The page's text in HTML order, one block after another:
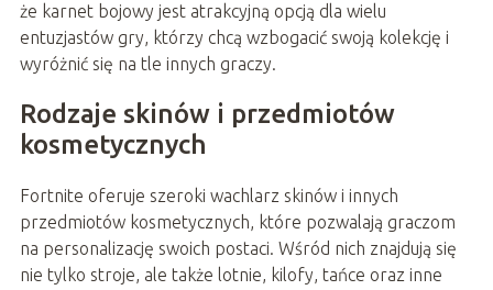
że karnet bojowy jest atrakcyjną opcją dla wielu
entuzjastów gry, którzy chcą wzbogacić swoją kolekcję i
wyróżnić się na tle innych graczy.
Rodzaje skinów i przedmiotów
kosmetycznych
Fortnite oferuje szeroki wachlarz skinów i innych
przedmiotów kosmetycznych, które pozwalają graczom
na personalizację swoich postaci. Wśród nich znajdują się
nie tylko stroje, ale także lotnie, kilofy, tańce oraz inne